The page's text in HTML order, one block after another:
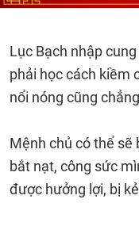
Lục Bạch nhập
phải học cách kiềm
nổi nóng cũng
Mệnh chủ có thể sẽ
bắt nạt, công sức
được hưởng lợi, bị